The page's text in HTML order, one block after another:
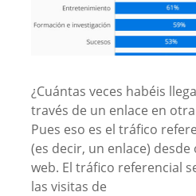
¿Cuántas veces habéis
través de un enlace en
Pues eso es el tráfico
(es decir, un enlace)
web. El tráfico referencial
las visitas de